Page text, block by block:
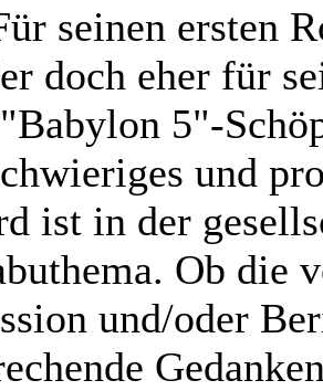
seinen ersten
doch eher für
5"-
und
ist in der
Ob die
und/oder